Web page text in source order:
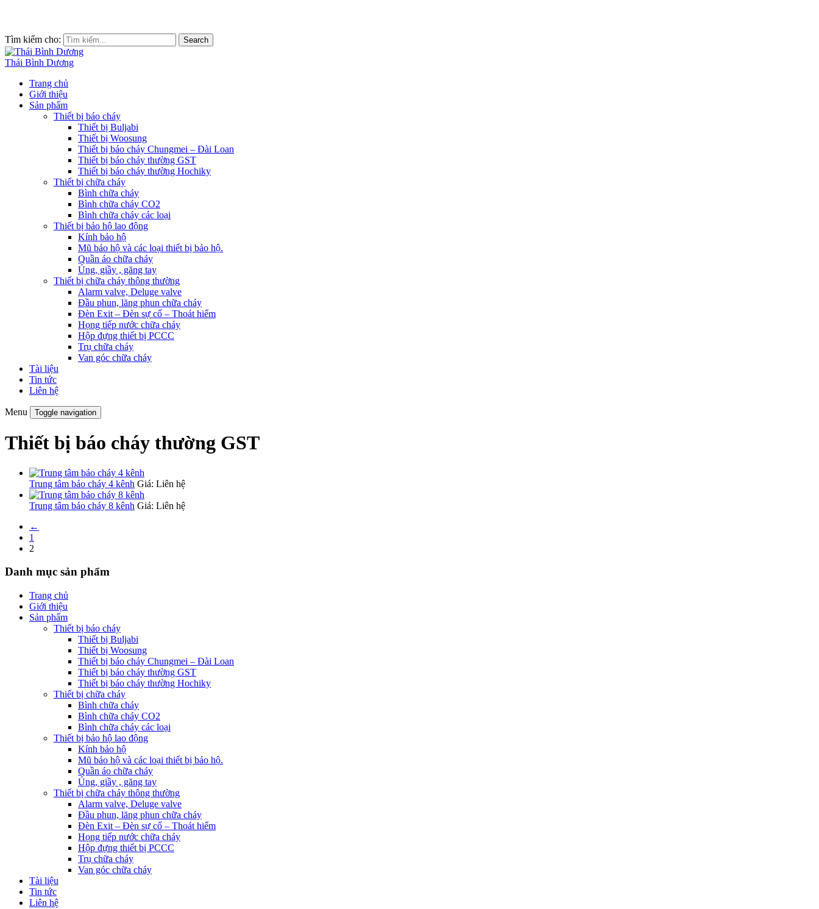
Tìm kiếm cho: Search
Thái Bình Dương
Trang chủ
Giới thiệu
Sản phẩm
Thiết bị báo cháy
Thiết bị Buljabi
Thiết bị Woosung
Thiết bị báo cháy Chungmei – Đài Loan
Thiết bị báo cháy thường GST
Thiết bị báo cháy thường Hochiky
Thiết bị chữa cháy
Bình chữa cháy
Bình chữa cháy CO2
Bình chữa cháy các loại
Thiết bị bảo hộ lao động
Kính bảo hộ
Mũ bảo hộ và các loại thiết bị bảo hộ.
Quần áo chữa cháy
Ủng, giầy , găng tay
Thiết bị chữa cháy thông thường
Alarm valve, Deluge valve
Đầu phun, lăng phun chữa cháy
Đèn Exit – Đèn sự cố – Thoát hiểm
Họng tiếp nước chữa cháy
Hộp đựng thiết bị PCCC
Trụ chữa cháy
Van góc chữa cháy
Tài liệu
Tin tức
Liên hệ
Menu Toggle navigation
Thiết bị báo cháy thường GST
Trung tâm báo cháy 4 kênh Giá: Liên hệ
Trung tâm báo cháy 8 kênh Giá: Liên hệ
←
1
2
Danh mục sản phẩm
Trang chủ
Giới thiệu
Sản phẩm
Thiết bị báo cháy
Thiết bị Buljabi
Thiết bị Woosung
Thiết bị báo cháy Chungmei – Đài Loan
Thiết bị báo cháy thường GST
Thiết bị báo cháy thường Hochiky
Thiết bị chữa cháy
Bình chữa cháy
Bình chữa cháy CO2
Bình chữa cháy các loại
Thiết bị bảo hộ lao động
Kính bảo hộ
Mũ bảo hộ và các loại thiết bị bảo hộ.
Quần áo chữa cháy
Ủng, giầy , găng tay
Thiết bị chữa cháy thông thường
Alarm valve, Deluge valve
Đầu phun, lăng phun chữa cháy
Đèn Exit – Đèn sự cố – Thoát hiểm
Họng tiếp nước chữa cháy
Hộp đựng thiết bị PCCC
Trụ chữa cháy
Van góc chữa cháy
Tài liệu
Tin tức
Liên hệ